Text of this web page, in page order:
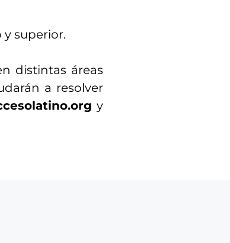
y superior.
distintas áreas
a resolver
y